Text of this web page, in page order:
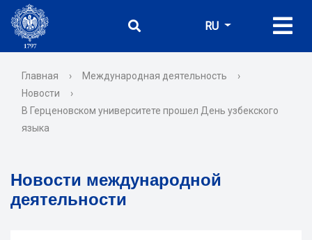
RU
Главная › Международная деятельность
›
Новости
›
В Герценовском университете прошел День узбекского
языка
Новости международной
деятельности